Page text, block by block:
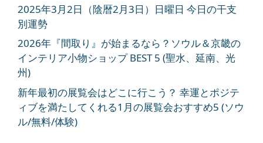
2025年3月2日（陰暦2月3日）日曜日 今日の干支
別運勢
2026年『間取り』が始まるなら？ソウル＆京畿の
インテリア小物ショップ BEST 5 (聖水、延南、光
州)
新年最初の展覧会はどこに行こう？ 幸運とポジテ
ィブを満たしてくれる1月の展覧会おすすめ5 (ソウ
ル/無料/体験)